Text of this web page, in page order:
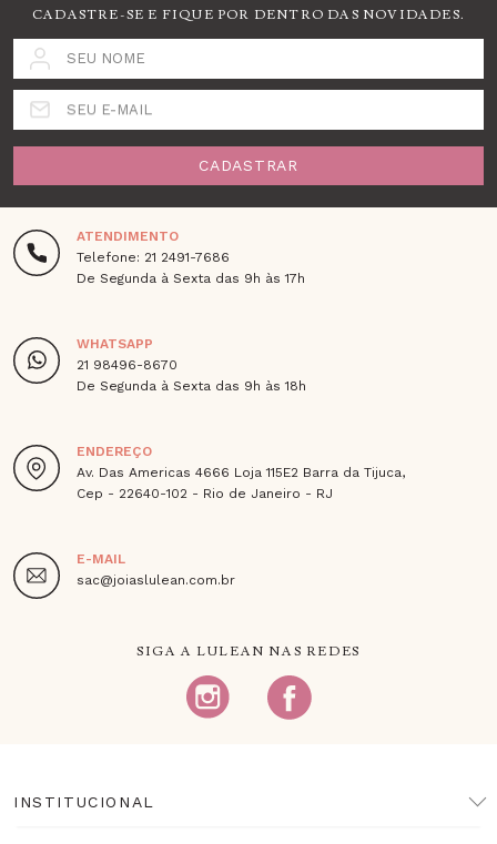
CADASTRE-SE E FIQUE POR DENTRO DAS NOVIDADES.
SEU NOME
SEU E-MAIL
CADASTRAR
ATENDIMENTO
Telefone: 21 2491-7686
De Segunda à Sexta das 9h às 17h
WHATSAPP
21 98496-8670
De Segunda à Sexta das 9h às 18h
ENDEREÇO
Av. Das Americas 4666 Loja 115E2 Barra da Tijuca,
Cep - 22640-102 - Rio de Janeiro - RJ
E-MAIL
sac@joiaslulean.com.br
SIGA A LULEAN NAS REDES
INSTITUCIONAL